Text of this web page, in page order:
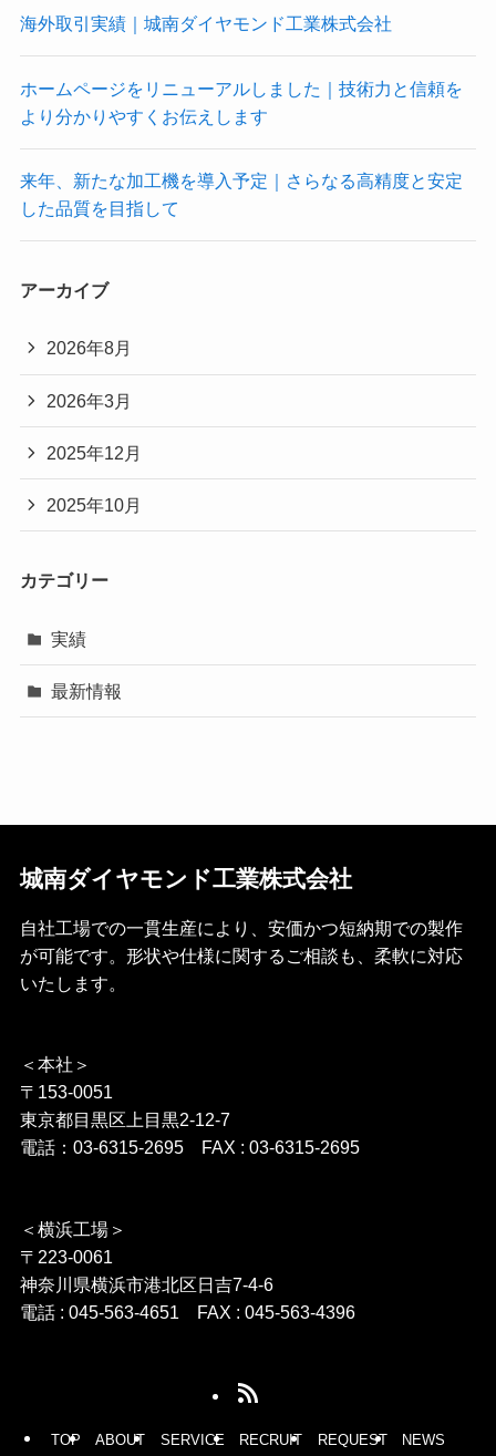
海外取引実績｜城南ダイヤモンド工業株式会社
ホームページをリニューアルしました｜技術力と信頼を
より分かりやすくお伝えします
来年、新たな加工機を導入予定｜さらなる高精度と安定
した品質を目指して
アーカイブ
2026年8月
2026年3月
2025年12月
2025年10月
カテゴリー
実績
最新情報
城南ダイヤモンド工業株式会社
自社工場での一貫生産により、安価かつ短納期での製作
が可能です。形状や仕様に関するご相談も、柔軟に対応
いたします。
＜本社＞
〒153-0051
東京都目黒区上目黒2-12-7
電話：03-6315-2695 FAX : 03-6315-2695
＜横浜工場＞
〒223-0061
神奈川県横浜市港北区日吉7-4-6
電話 : 045-563-4651 FAX : 045-563-4396
TOP ABOUT SERVICE RECRUIT REQUEST NEWS